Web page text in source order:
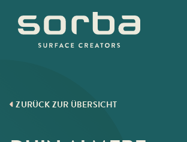
content
ZURÜCK ZUR ÜBERSICHT